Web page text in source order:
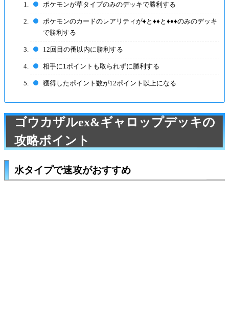
ポケモンが草タイプのみのデッキで勝利する
ポケモンのカードのレアリティが♦︎と♦︎♦︎と♦︎♦︎♦︎のみのデッキ
で勝利する
12回目の番以内に勝利する
相手に1ポイントも取られずに勝利する
獲得したポイント数が12ポイント以上になる
ゴウカザルex&ギャロップデッキの
攻略ポイント
水タイプで速攻がおすすめ